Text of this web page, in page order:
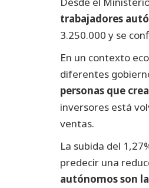
trabajadores
3.250.000 y se
En un contexto
diferentes
personas que
inversores está
ventas.
La subida del
predecir una
autónomos son